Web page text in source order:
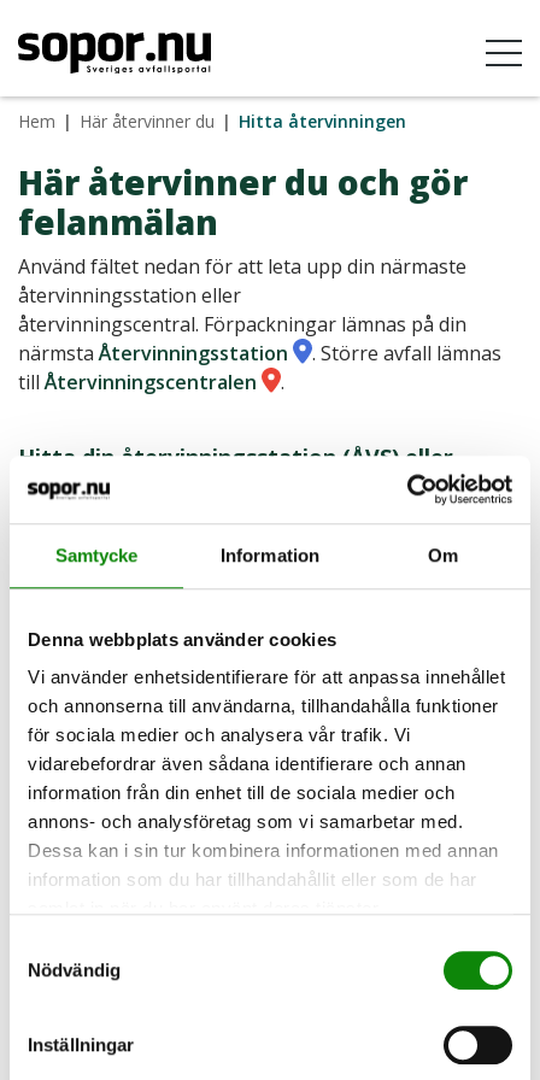
Samtycke Information Om
Denna webbplats använder cookies
Vi använder enhetsidentifierare för att anpassa innehållet
och annonserna till användarna, tillhandahålla funktioner
för sociala medier och analysera vår trafik. Vi
vidarebefordrar även sådana identifierare och annan
information från din enhet till de sociala medier och
annons- och analysföretag som vi samarbetar med.
Dessa kan i sin tur kombinera informationen med annan
information som du har tillhandahållit eller som de har
Nödvändig
Inställningar
Hem | Här återvinner du | Hitta återvinningen
Här återvinner du och gör
felanmälan
Använd fältet nedan för att leta upp din närmaste
återvinningsstation eller
återvinningscentral. Förpackningar lämnas på din
närmstaÅtervinningsstation
. Större avfall lämnas
tillÅtervinningscentralen .
Hitta din återvinningsstation (ÅVS) eller
återvinningcentral (ÅVC)
Filtrera på ÅVS eller ÅVC
Använd min plats